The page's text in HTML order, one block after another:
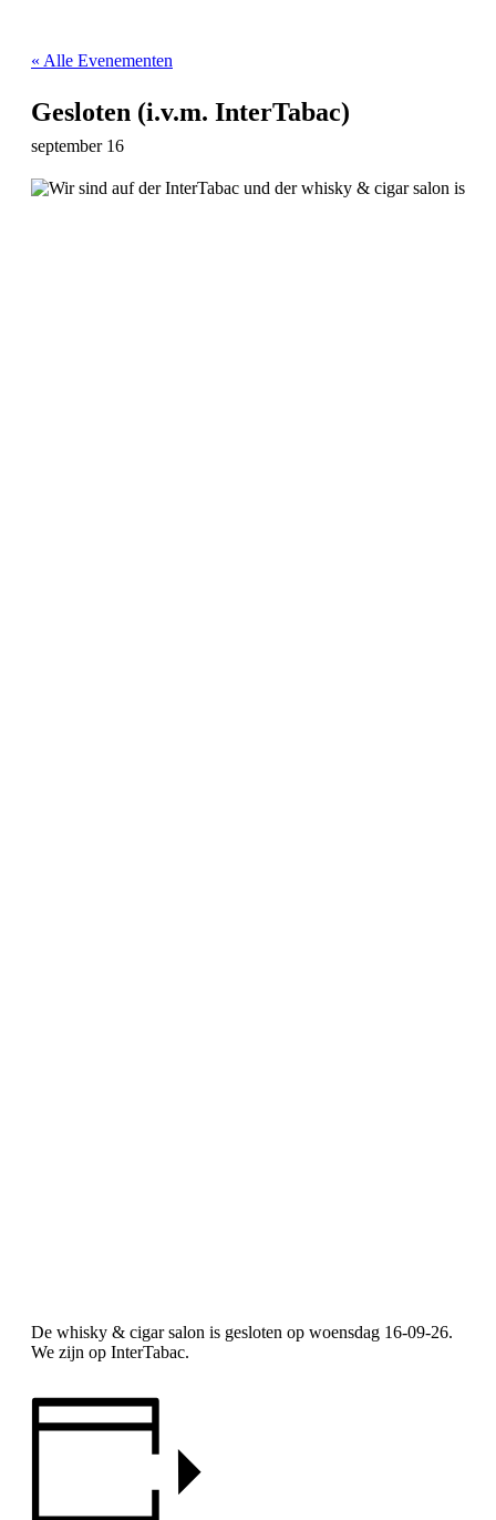
« Alle Evenementen
Gesloten (i.v.m. InterTabac)
september 16
De whisky & cigar salon is gesloten op woensdag 16-09-26.
We zijn op InterTabac.